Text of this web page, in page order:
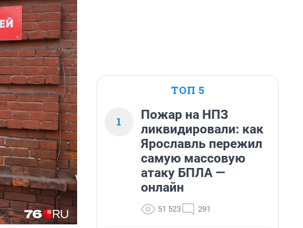
ТОП 5
1
Пожар на НПЗ
ликвидировали: как
Ярославль пережил
самую массовую
атаку БПЛА —
онлайн
51 523 291